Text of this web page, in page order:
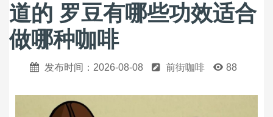
道的 罗豆有哪些功效适合
做哪种咖啡
发布时间：2026-08-08 前街咖啡 88